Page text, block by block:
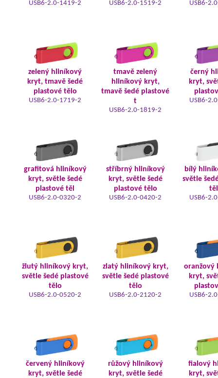
USB6-2.0-1419-2 USB6-2.0-1519-2 USB6-
zelený hliníkový
kryt, tmavě šedé
plastové tělo
USB6-2.0-1719-2
tmavě zelený
hliníkový kryt,
tmavě šedé plastové
t
USB6-2.0-1819-2
černý
kryt,
USB6-
grafitová hliníkový
kryt, světle šedé
plastové těl
USB6-2.0-0320-2
stříbrný hliníkový
kryt, světle šedé
plastové tělo
USB6-2.0-0420-2
bílý
světle
USB6-
žlutý hliníkový kryt,
světle šedé plastové
tělo
USB6-2.0-0520-2
zlatý hliníkový kryt,
světle šedé plastové
tělo
USB6-2.0-2120-2
oranžový
kryt,
USB6-
červený hliníkový
kryt, světle šedé
růžový hliníkový
kryt, světle šedé
fialový
kryt,